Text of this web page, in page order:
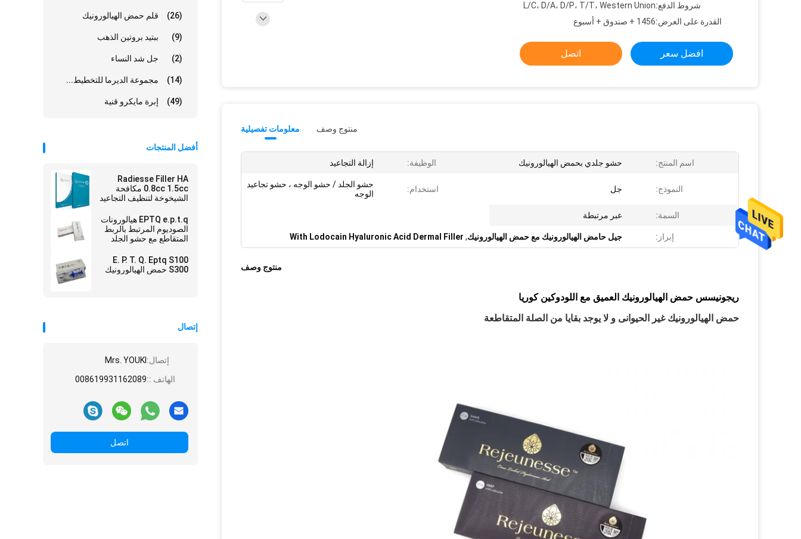
قلم حمض الهيالورونيك (26)
ببتيد بروتين الذهب (9)
جل شد النساء (2)
مجموعة الديرما للتخطيط... (14)
إبرة مايكرو قنية (49)
أفضل المنتجات
Radiesse Filler HA
0.8cc 1.5cc مكافحة
الشيخوخة لتنظيف التجاعيد
EPTQ e.p.t.q هيالورونات
الصوديوم المرتبط بالربط
المتقاطع مع حشو الجلد
E. P. T. Q. Eptq S100
S300 حمض الهيالورونيك
إتصال
إتصال: Mrs. YOUKI
الهاتف ::008619931162089
اتصل
شروط الدفع:L/C، D/A، D/P، T/T، Western Union
القدرة على العرض:1456 + صندوق + أسبوع
افضل سعر اتصل
معلومات تفصيلية منتوج وصف
اسم المنتج: حشو جلدي بحمض الهيالورونيك الوظيفة: إزالة التجاعيد
النموذج: جل استخدام:
حشو الجلد / حشو الوجه ، حشو تجاعيد
الوجه
السمة: عبر مرتبطة
إبراز: جيل حامض الهيالورونيك مع حمض الهيالورونيك,
With Lodocain Hyaluronic Acid Dermal Filler
منتوج وصف
ريجونيسس حمض الهيالورونيك العميق مع اللودوكين كوريا
حمض الهيالورونيك غير الحيوانى و لا يوجد بقايا من الصلة المتقاطعة